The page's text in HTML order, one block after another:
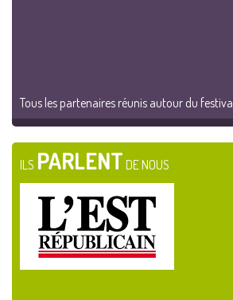
Tous les partenaires réunis autour du festival
ILS PARLENT DE NOUS